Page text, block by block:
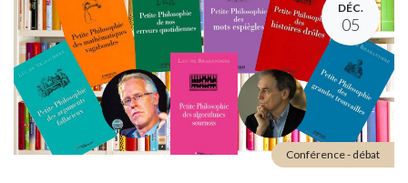
DÉC.
05
Conférence - débat